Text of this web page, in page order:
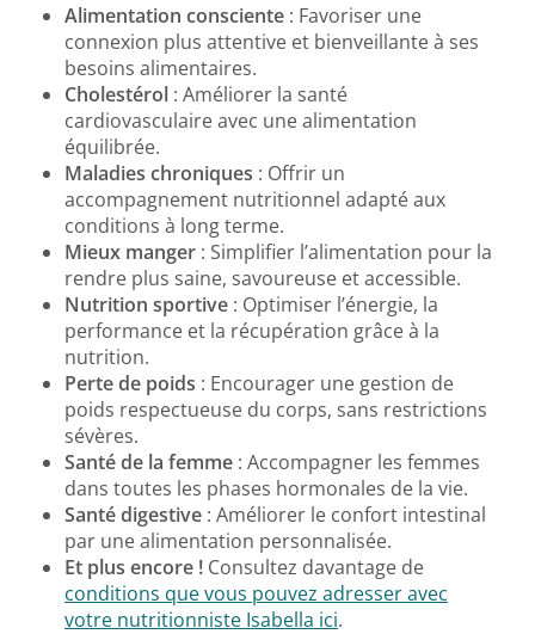
Alimentation consciente : Favoriser une
connexion plus attentive et bienveillante à ses
besoins alimentaires.
Cholestérol : Améliorer la santé
cardiovasculaire avec une alimentation
équilibrée.
Maladies chroniques : Offrir un
accompagnement nutritionnel adapté aux
conditions à long terme.
Mieux manger : Simplifier l’alimentation pour la
rendre plus saine, savoureuse et accessible.
Nutrition sportive : Optimiser l’énergie, la
performance et la récupération grâce à la
nutrition.
Perte de poids : Encourager une gestion de
poids respectueuse du corps, sans restrictions
sévères.
Santé de la femme : Accompagner les femmes
dans toutes les phases hormonales de la vie.
Santé digestive : Améliorer le confort intestinal
par une alimentation personnalisée.
Et plus encore ! Consultez davantage de
conditions que vous pouvez adresser avec
votre nutritionniste Isabella ici.